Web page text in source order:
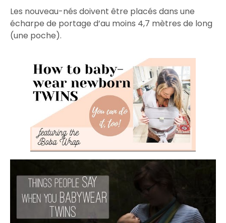
Les nouveau-nés doivent être placés dans une
écharpe de portage d’au moins 4,7 mètres de long
(une poche).